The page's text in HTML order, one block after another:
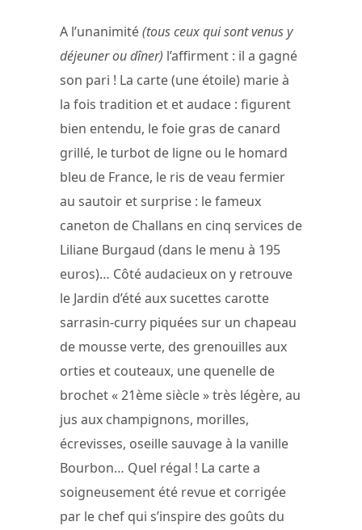
A l’unanimité(tous ceux qui sont venus y
déjeuner ou dîner) l’affirment : il a gagné
son pari ! La carte (une étoile) marie à
la fois tradition et et audace : figurent
bien entendu, le foie gras de canard
grillé, le turbot de ligne ou le homard
bleu de France, le ris de veau fermier
au sautoir et surprise : le fameux
caneton de Challans en cinq services de
Liliane Burgaud (dans le menu à 195
euros)… Côté audacieux on y retrouve
le Jardin d’été aux sucettes carotte
sarrasin-curry piquées sur un chapeau
de mousse verte, des grenouilles aux
orties et couteaux, une quenelle de
brochet « 21ème siècle » très légère, au
jus aux champignons, morilles,
écrevisses, oseille sauvage à la vanille
Bourbon… Quel régal ! La carte a
soigneusement été revue et corrigée
par le chef qui s’inspire des goûts du